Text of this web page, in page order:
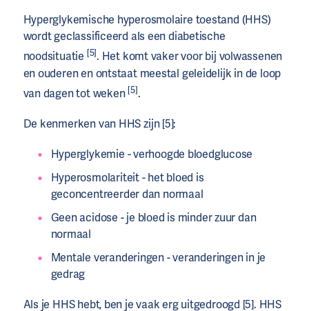
Hyperglykemische hyperosmolaire toestand (HHS)
wordt geclassificeerd als een diabetische
noodsituatie [5]. Het komt vaker voor bij volwassenen
en ouderen en ontstaat meestal geleidelijk in de loop
van dagen tot weken[5].
De kenmerken van HHS zijn [5]:
Hyperglykemie - verhoogde bloedglucose
Hyperosmolariteit - het bloed is
geconcentreerder dan normaal
Geen acidose - je bloed is minder zuur dan
normaal
Mentale veranderingen - veranderingen in je
gedrag
Als je HHS hebt, ben je vaak erg uitgedroogd [5]. HHS